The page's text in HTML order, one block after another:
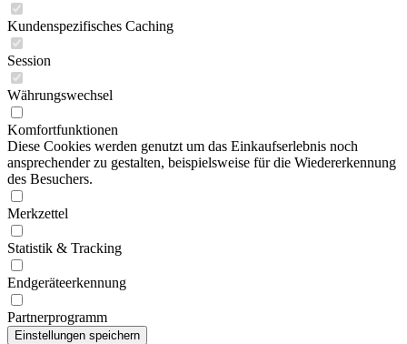
Kundenspezifisches Caching
Session
Währungswechsel
Komfortfunktionen
Diese Cookies werden genutzt um das Einkaufserlebnis noch
ansprechender zu gestalten, beispielsweise für die Wiedererkennung
des Besuchers.
Merkzettel
Statistik & Tracking
Endgeräteerkennung
Partnerprogramm